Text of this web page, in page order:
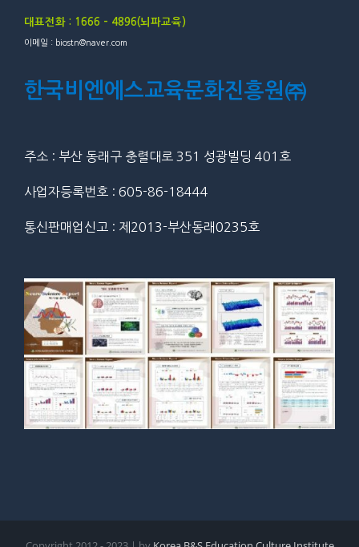
대표전화 : 1666 – 4896(뇌파교육)
이메일 : biostn@naver.com
한국비엔에스교육문화진흥원㈜
주소 : 부산 동래구 충렬대로 351 성광빌딩 401호
사업자등록번호 : 605-86-18444
통신판매업신고 : 제2013-부산동래0235호